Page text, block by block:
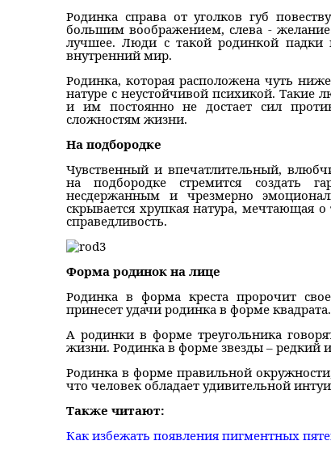
Родинка справа от уголков губ
большим воображением, слева -
лучшее. Люди с такой родинкой
внутренний мир.
Родинка, которая расположена чуть
натуре с неустойчивой психикой. Такие
и им постоянно не достает сил
сложностям жизни.
На подбородке
Чувственный и впечатлительный,
на подбородке стремится создать
несдержанным и чрезмерно
скрывается хрупкая натура, мечтающая
справедливость.
Форма родинок на лице
Родинка в форма креста пророчит
принесет удачи родинка в форме квадрата.
А родинки в форме треугольника
жизни. Родинка в форме звезды – редкий
Родинка в форме правильной
что человек обладает удивительной
Также читают:
Как избежать появления пигментных